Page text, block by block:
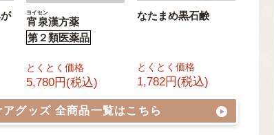
宵泉
ヨイセン
漢方薬
第２類医薬品
とくとく価格
5,780円(税込)
なたまめ黒石鹸
とくとく価格
1,782円(税込)
アグッズ 全商品一覧はこちら